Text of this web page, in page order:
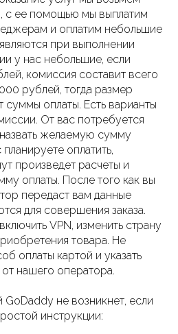
ее помощью мы выплатим
и оплатим небольшие
при выполнении
у нас небольшие, если
комиссия составит всего
рублей, тогда размер
суммы оплаты. Есть варианты
От вас потребуется
желаемую сумму
оплатить,
произведет расчеты и
оплаты. После того как вы
передаст вам данные
для совершения заказа.
VPN, изменить страну
товара. Не
оплаты картой и указать
нашего оператора.
не возникнет, если
инструкции: